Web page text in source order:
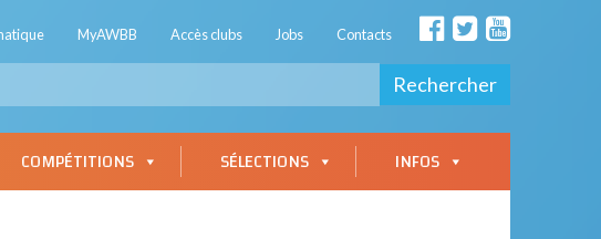
MyAWBB Accès clubs Jobs Contacts
Rechercher
COMPÉTITIONS SÉLECTIONS INFOS